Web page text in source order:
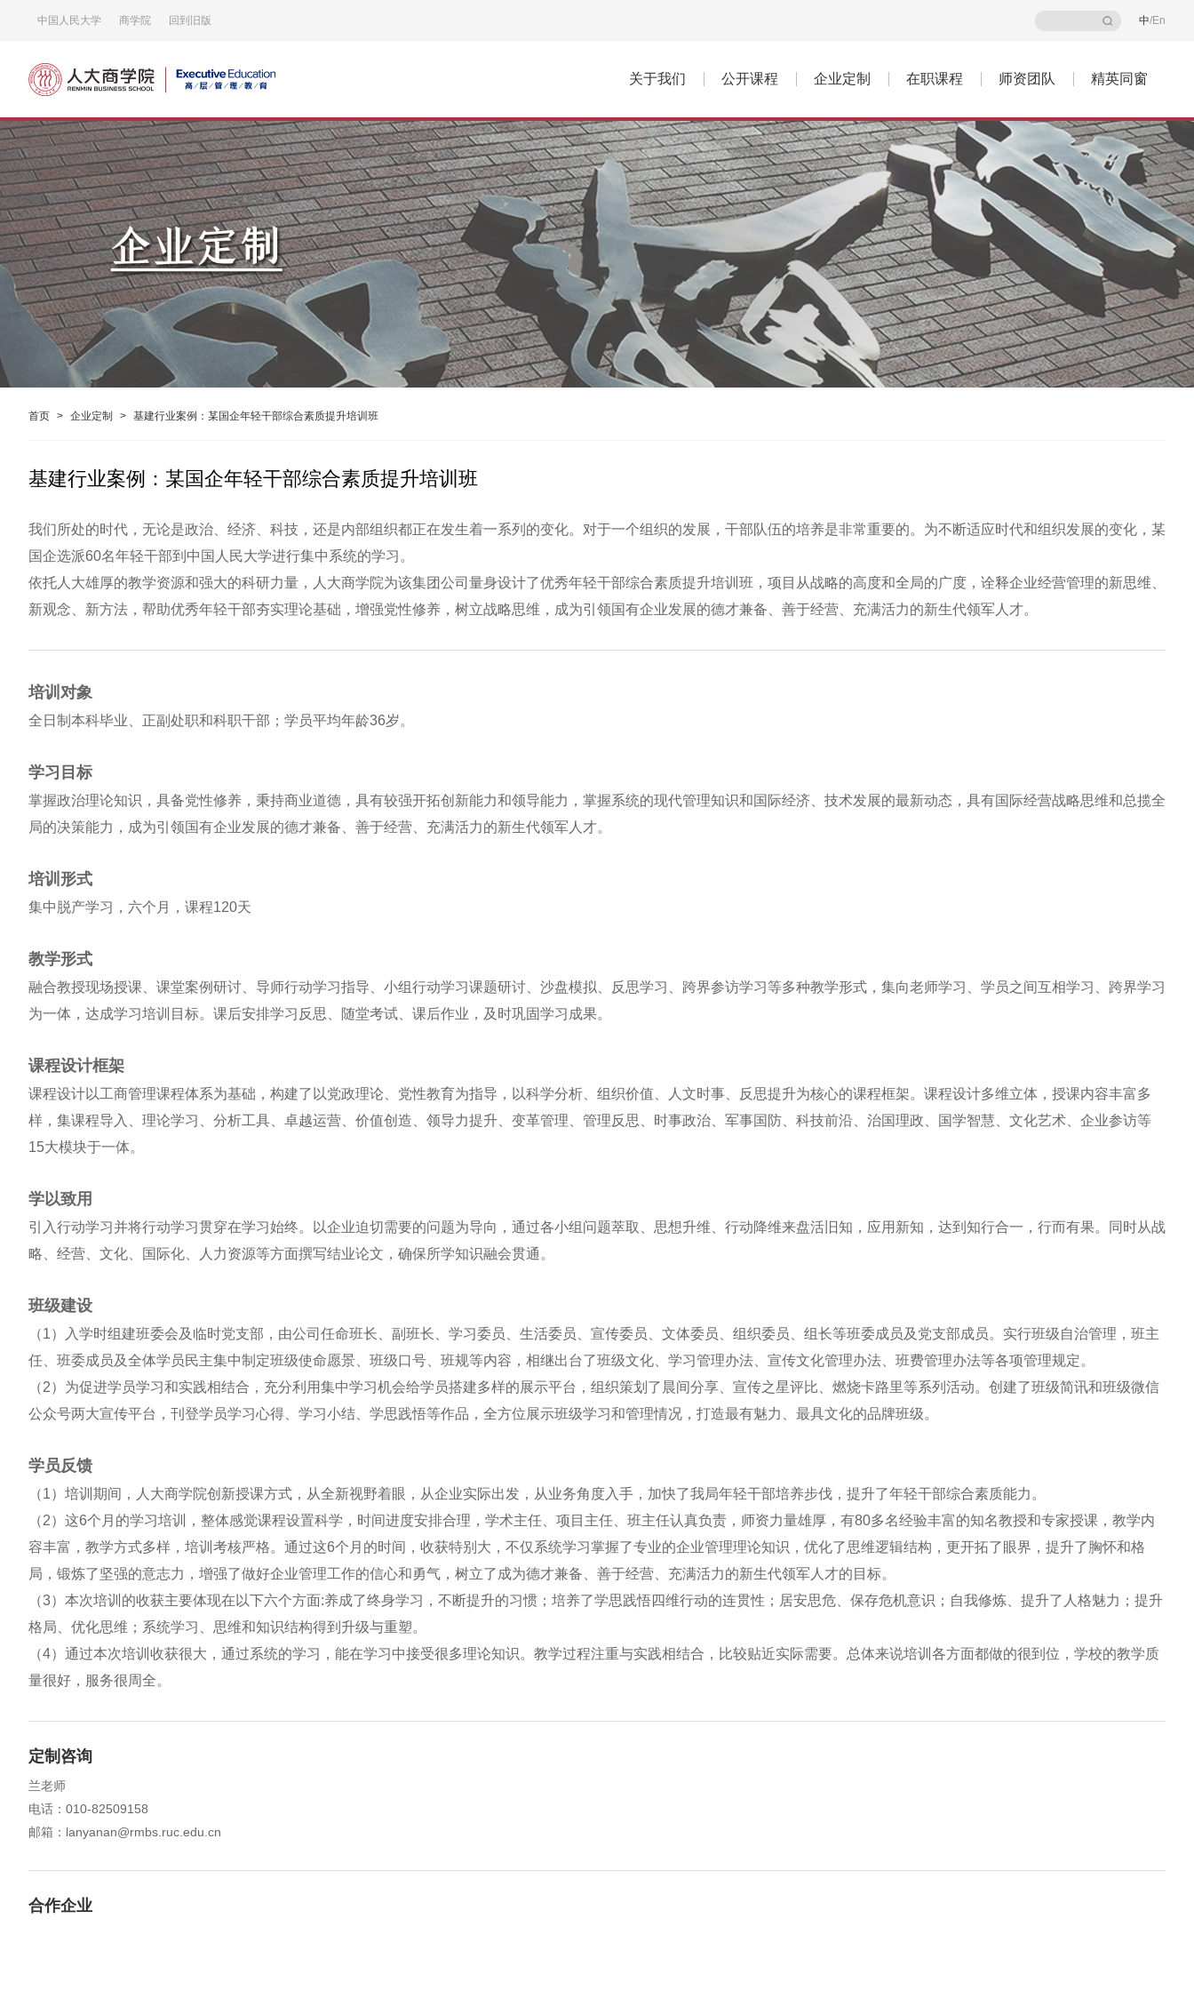
中国人民大学 商学院 回到旧版 中/En
关于我们 公开课程 企业定制 在职课程 师资团队 精英同窗
首页 > 企业定制 > 基建行业案例：某国企年轻干部综合素质提升培训班
基建行业案例：某国企年轻干部综合素质提升培训班
我们所处的时代，无论是政治、经济、科技，还是内部组织都正在发生着一系列的变化。对于一个组织的发展，干部队伍的培养是非常重要的。为不断适应时代和组织发展的变化，某
国企选派60名年轻干部到中国人民大学进行集中系统的学习。
依托人大雄厚的教学资源和强大的科研力量，人大商学院为该集团公司量身设计了优秀年轻干部综合素质提升培训班，项目从战略的高度和全局的广度，诠释企业经营管理的新思维、
新观念、新方法，帮助优秀年轻干部夯实理论基础，增强党性修养，树立战略思维，成为引领国有企业发展的德才兼备、善于经营、充满活力的新生代领军人才。
培训对象
全日制本科毕业、正副处职和科职干部；学员平均年龄36岁。
学习目标
掌握政治理论知识，具备党性修养，秉持商业道德，具有较强开拓创新能力和领导能力，掌握系统的现代管理知识和国际经济、技术发展的最新动态，具有国际经营战略思维和总揽全
局的决策能力，成为引领国有企业发展的德才兼备、善于经营、充满活力的新生代领军人才。
培训形式
集中脱产学习，六个月，课程120天
教学形式
融合教授现场授课、课堂案例研讨、导师行动学习指导、小组行动学习课题研讨、沙盘模拟、反思学习、跨界参访学习等多种教学形式，集向老师学习、学员之间互相学习、跨界学习
为一体，达成学习培训目标。课后安排学习反思、随堂考试、课后作业，及时巩固学习成果。
课程设计框架
课程设计以工商管理课程体系为基础，构建了以党政理论、党性教育为指导，以科学分析、组织价值、人文时事、反思提升为核心的课程框架。课程设计多维立体，授课内容丰富多
样，集课程导入、理论学习、分析工具、卓越运营、价值创造、领导力提升、变革管理、管理反思、时事政治、军事国防、科技前沿、治国理政、国学智慧、文化艺术、企业参访等
15大模块于一体。
学以致用
引入行动学习并将行动学习贯穿在学习始终。以企业迫切需要的问题为导向，通过各小组问题萃取、思想升维、行动降维来盘活旧知，应用新知，达到知行合一，行而有果。同时从战
略、经营、文化、国际化、人力资源等方面撰写结业论文，确保所学知识融会贯通。
班级建设
（1）入学时组建班委会及临时党支部，由公司任命班长、副班长、学习委员、生活委员、宣传委员、文体委员、组织委员、组长等班委成员及党支部成员。实行班级自治管理，班主
任、班委成员及全体学员民主集中制定班级使命愿景、班级口号、班规等内容，相继出台了班级文化、学习管理办法、宣传文化管理办法、班费管理办法等各项管理规定。
（2）为促进学员学习和实践相结合，充分利用集中学习机会给学员搭建多样的展示平台，组织策划了晨间分享、宣传之星评比、燃烧卡路里等系列活动。创建了班级简讯和班级微信
公众号两大宣传平台，刊登学员学习心得、学习小结、学思践悟等作品，全方位展示班级学习和管理情况，打造最有魅力、最具文化的品牌班级。
学员反馈
（1）培训期间，人大商学院创新授课方式，从全新视野着眼，从企业实际出发，从业务角度入手，加快了我局年轻干部培养步伐，提升了年轻干部综合素质能力。
（2）这6个月的学习培训，整体感觉课程设置科学，时间进度安排合理，学术主任、项目主任、班主任认真负责，师资力量雄厚，有80多名经验丰富的知名教授和专家授课，教学内
容丰富，教学方式多样，培训考核严格。通过这6个月的时间，收获特别大，不仅系统学习掌握了专业的企业管理理论知识，优化了思维逻辑结构，更开拓了眼界，提升了胸怀和格
局，锻炼了坚强的意志力，增强了做好企业管理工作的信心和勇气，树立了成为德才兼备、善于经营、充满活力的新生代领军人才的目标。
（3）本次培训的收获主要体现在以下六个方面:养成了终身学习，不断提升的习惯；培养了学思践悟四维行动的连贯性；居安思危、保存危机意识；自我修炼、提升了人格魅力；提升
格局、优化思维；系统学习、思维和知识结构得到升级与重塑。
（4）通过本次培训收获很大，通过系统的学习，能在学习中接受很多理论知识。教学过程注重与实践相结合，比较贴近实际需要。总体来说培训各方面都做的很到位，学校的教学质
量很好，服务很周全。
定制咨询
兰老师
电话：010-82509158
邮箱：lanyanan@rmbs.ruc.edu.cn
合作企业